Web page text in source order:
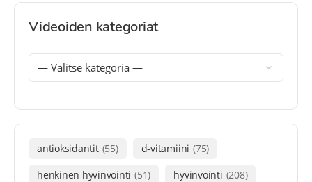
Videoiden kategoriat
antioksidantit (55) d-vitamiini (75)
henkinen hyvinvointi (51) hyvinvointi (208)